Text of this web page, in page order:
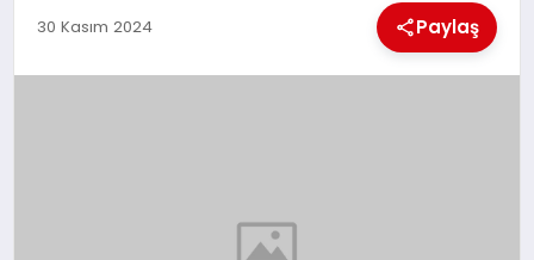
EKONOMI
30 Kasım 2024 Paylaş